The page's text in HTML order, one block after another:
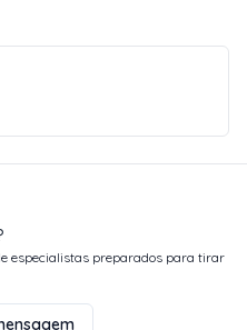
especialistas preparados para tirar